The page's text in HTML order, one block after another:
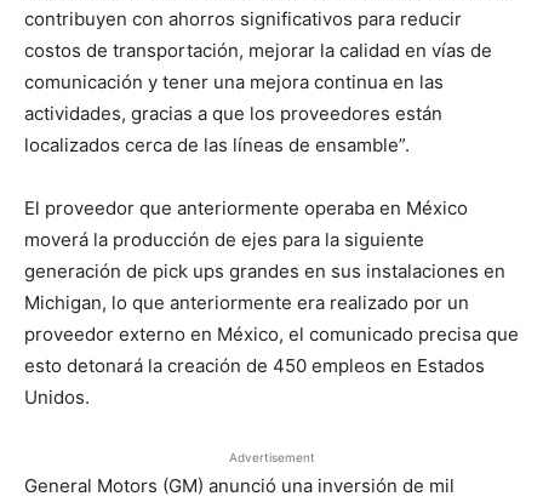
contribuyen con ahorros significativos para reducir
costos de transportación, mejorar la calidad en vías de
comunicación y tener una mejora continua en las
actividades, gracias a que los proveedores están
localizados cerca de las líneas de ensamble”.
El proveedor que anteriormente operaba en México
moverá la producción de ejes para la siguiente
generación de pick ups grandes en sus instalaciones en
Michigan, lo que anteriormente era realizado por un
proveedor externo en México, el comunicado precisa que
esto detonará la creación de 450 empleos en Estados
Unidos.
Advertisement
General Motors (GM) anunció una inversión de mil